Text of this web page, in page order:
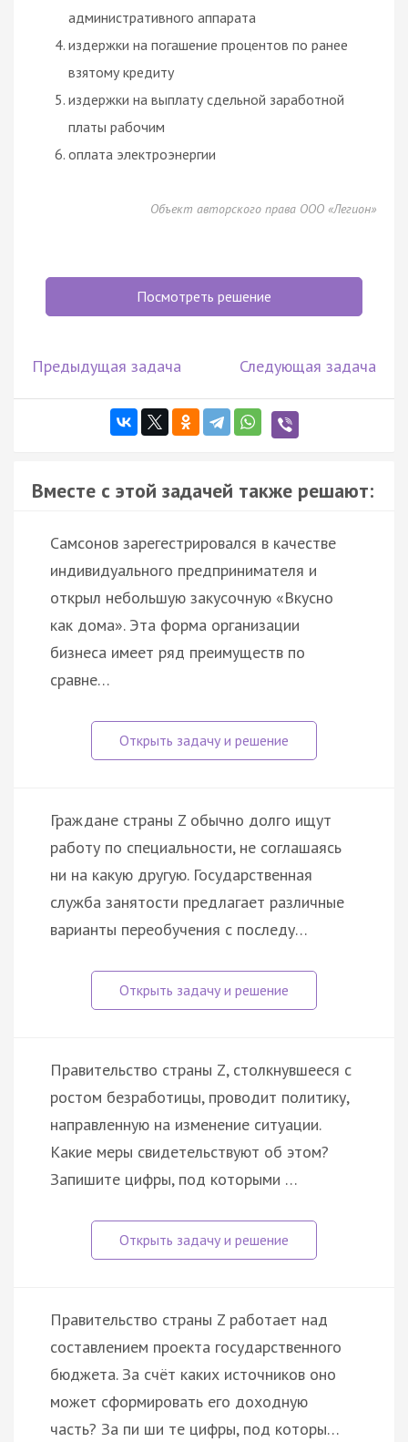
административного аппарата
издержки на погашение процентов по ранее
взятому кредиту
издержки на выплату сдельной заработной
платы рабочим
оплата электроэнергии
Объект авторского права ООО «Легион»
Посмотреть решение
Предыдущая задача Следующая задача
Вместе с этой задачей также решают:
Самсонов зарегестрировался в качестве
индивидуального предпринимателя и
открыл небольшую закусочную «Вкусно
как дома». Эта форма организации
бизнеса имеет ряд преимуществ по
сравне…
Граждане страны Z обычно долго ищут
работу по специальности, не соглашаясь
ни на какую другую. Государственная
служба занятости предлагает различные
варианты переобучения с последу…
Правительство страны Z, столкнувшееся с
ростом безработицы, проводит политику,
направленную на изменение ситуации.
Какие меры свидетельствуют об этом?
Запишите цифры, под которыми …
Правительство страны Z работает над
составлением проекта государственного
бюджета. За счёт каких источников оно
может сформировать его доходную
часть? За пи ши те цифры, под которы…